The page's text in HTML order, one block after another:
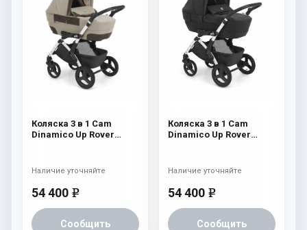
Коляска 3 в 1 Cam
Dinamico Up Rover
54 400 e
Сообщить
Наличие уточняйте
Коляска 3 в 1 Cam
Dinamico Up Rover
54 400 e
Сообщить
Наличие уточняйте